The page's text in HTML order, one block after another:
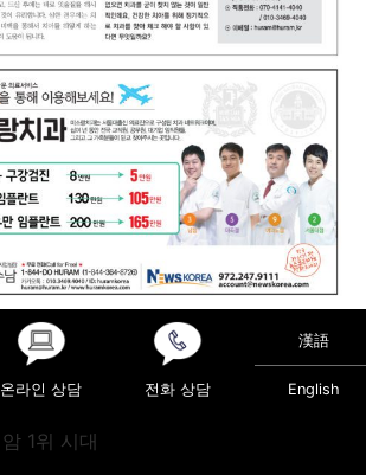
췌장암(PANCREATIC CANCER)
온라인 상담 전화 상담
漢語
English
1위 시대